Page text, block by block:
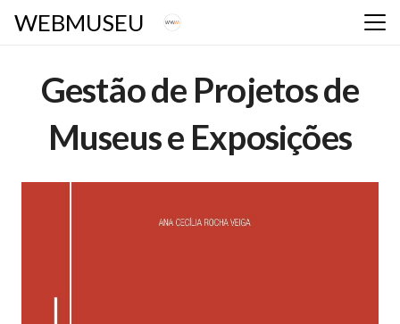
WEBMUSEU
Gestão de Projetos de
Museus e Exposições